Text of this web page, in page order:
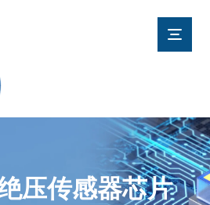
压传感器芯片